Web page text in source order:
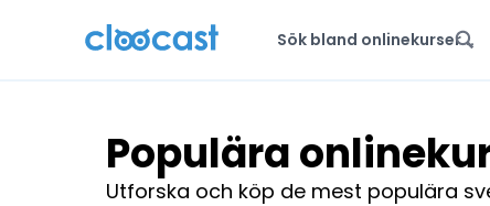
Populära
Utforska och köp de mest populära